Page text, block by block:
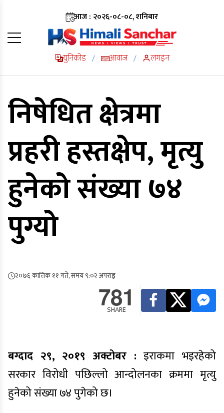
आज : २०२६-०८-०८, शनिबार
युनिकोड / आवाज / लगइन
निषेधित क्षेत्रमा
प्रहरी हस्तक्षेप, मृत्यु
हुनेको संख्या ७४
पुग्यो
२०७६ कात्तिक ११ गते, समय ९:०२ अपराह्न
781
SHARE
बग्दाद २९, २०१९ अक्टोबर : इराकमा भइरहेको
सरकार विरोधी पछिल्लो आन्दोलनका क्रममा मृत्यु
हुनेको संख्या ७४ पुगेको छ।